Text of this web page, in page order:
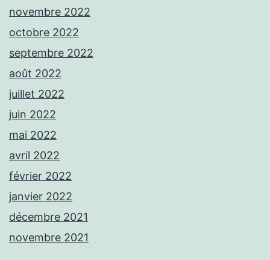
novembre 2022
octobre 2022
septembre 2022
août 2022
juillet 2022
juin 2022
mai 2022
avril 2022
février 2022
janvier 2022
décembre 2021
novembre 2021